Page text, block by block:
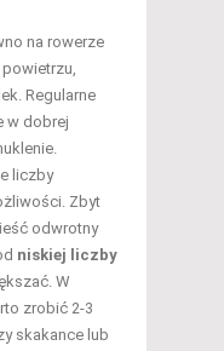
na rowerze
Regularne
w dobrej
liczby
Zbyt
odwrotny
niskiej liczby
W
zrobić 2-3
skakance lub